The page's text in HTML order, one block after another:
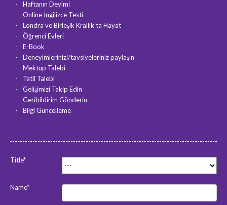
Haftanın Deyimi
Online İngilizce Testi
Londra ve Birleşik Krallık’ta Hayat
Öğrenci Evleri
E-Book
Deneyimlerinizi/tavsiyeleriniz paylaşın
Mektup Talebi
Tatil Talebi
Gelişimizi Takip Edin
Geribildirim Gönderin
Bilgi Güncelleme
Title*
Name*